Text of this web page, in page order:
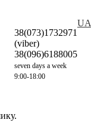
38(073)1732971
(viber)
38(096)6188005
seven days a week
9:00-18:00
UA